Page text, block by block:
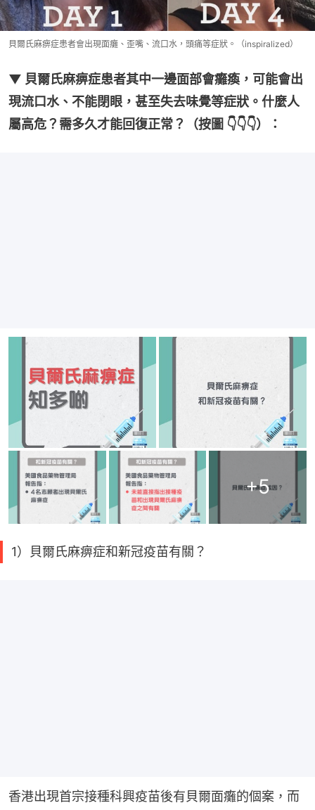
貝爾氏麻痹症患者會出現面癱、歪嘴、流口水，頭痛等症狀。（inspiralized）
▼ 貝爾氏麻痹症患者其中一邊面部會癱瘓，可能會出
現流口水、不能閉眼，甚至失去味覺等症狀。什麼人
屬高危？需多久才能回復正常？（按圖 👇👇👇）：
+5
1）貝爾氏麻痹症和新冠疫苗有關？
香港出現首宗接種科興疫苗後有貝爾面癱的個案，而